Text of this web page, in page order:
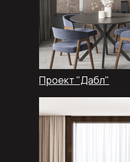
Проект "Дабл"